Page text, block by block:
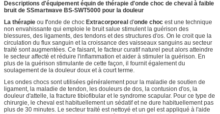
Descriptions d'équipement équin de thérapie d'onde choc de cheval à faible
bruit de SSmartwave BS-SWT5000 pour la douleur
La thérapie ou l'onde de choc Extracorporeal d'onde choc est une technique
non envahissante qui emploie le bruit salue stimulent la guérison des
blessures, des ligaments, des tendons et des structures d'os. On le croit que la
circulation du flux sanguin et la croissance des vaisseaux sanguins au secteur
traité sont augmentées. Ce faisant, le facteur curatif naturel peut alors atteindre
le secteur affecté et réduire l'inflammation et aider à stimuler la guérison. En
plus de la guérison stimulante de cette façon, il fournit également du
soulagement de la douleur doux et à court terme.
Les ondes chocs sont utilisées généralement pour la maladie de soutien de
ligament, la maladie de tendon, les douleurs de dos, la contusion d'os, la
douleur d'attelle, la fracture tibiofibular et le syndrome scapular. Pour ce type de
chirurgie, le cheval est habituellement un sédatif et ne dure habituellement pas
plus de 30 minutes. Le secteur traité est nettoyé et un gel est appliqué à l'aide